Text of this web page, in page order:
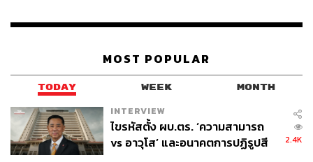
MOST POPULAR
TODAY WEEK MONTH
INTERVIEW
ไขรหัสตั้ง ผบ.ตร. ‘ความสามารถ
vs อาวุโส’ และอนาคตการปฏิรูปสี
2.4K